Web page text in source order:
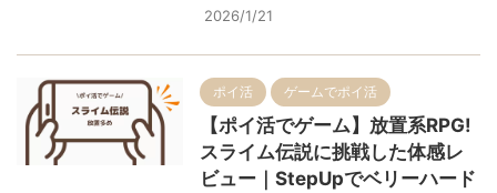
2026/1/21
ポイ活 ゲームでポイ活
【ポイ活でゲーム】放置系RPG!
スライム伝説に挑戦した体感レ
ビュー｜StepUpでベリーハード